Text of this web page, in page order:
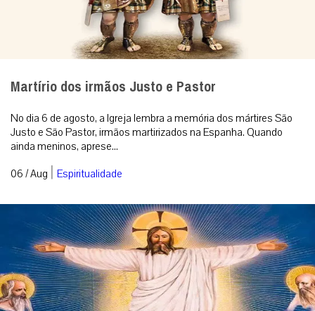
Martírio dos irmãos Justo e Pastor
No dia 6 de agosto, a Igreja lembra a memória dos mártires São
Justo e São Pastor, irmãos martirizados na Espanha. Quando
ainda meninos, aprese...
06 / Aug | Espiritualidade